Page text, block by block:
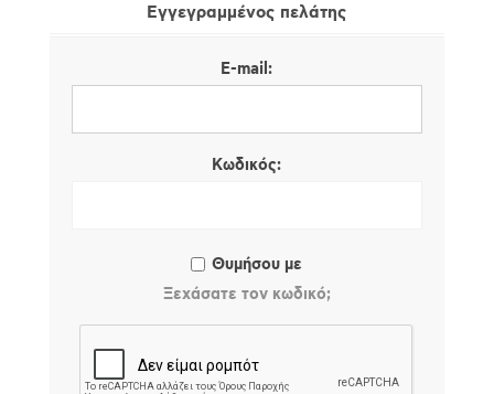
Εγγεγραμμένος πελάτης
E-mail:
Κωδικός:
Θυμήσου με
Ξεχάσατε τον κωδικό;